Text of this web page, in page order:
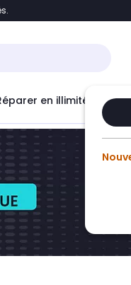
en illimité avec